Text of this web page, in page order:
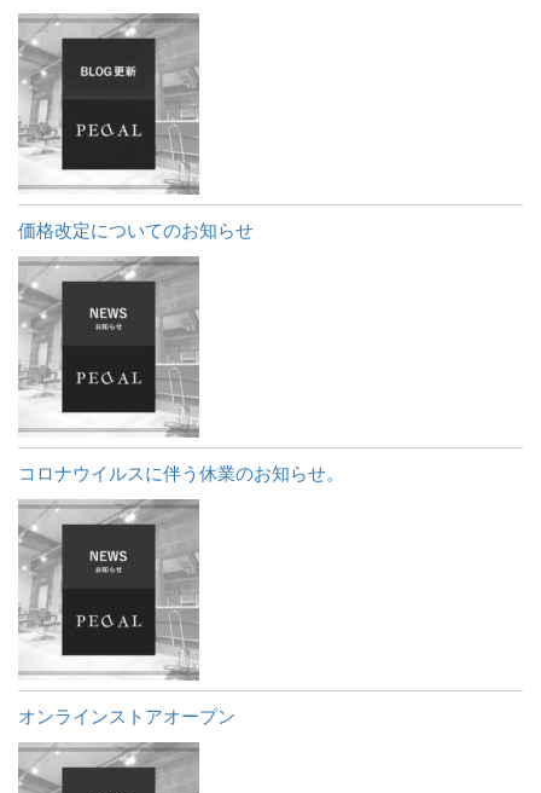
価格改定についてのお知らせ
コロナウイルスに伴う休業のお知らせ。
オンラインストアオープン